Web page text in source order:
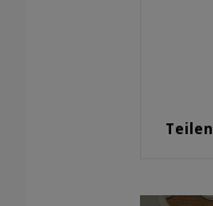
Teilen